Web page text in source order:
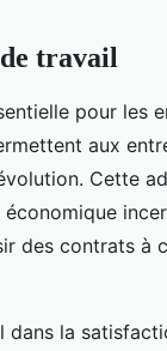
travail
pour les
aux
Cette
des contrats à
dans la